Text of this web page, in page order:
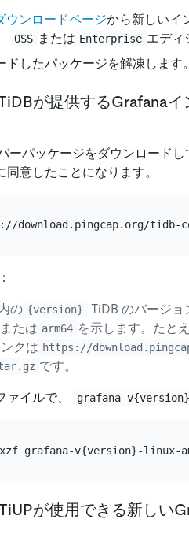
ウンロードページから新しいイ
OSS または Enterprise エディ
ドしたパッケージを解凍します。
が提供するGrafana
ーパッケージをダウンロード
同意したことになります。
の {version} TiDB のバージョ
または arm64 を示します。たと
クは https://
です。
ァイルで、 grafana-
が使用できる新しい